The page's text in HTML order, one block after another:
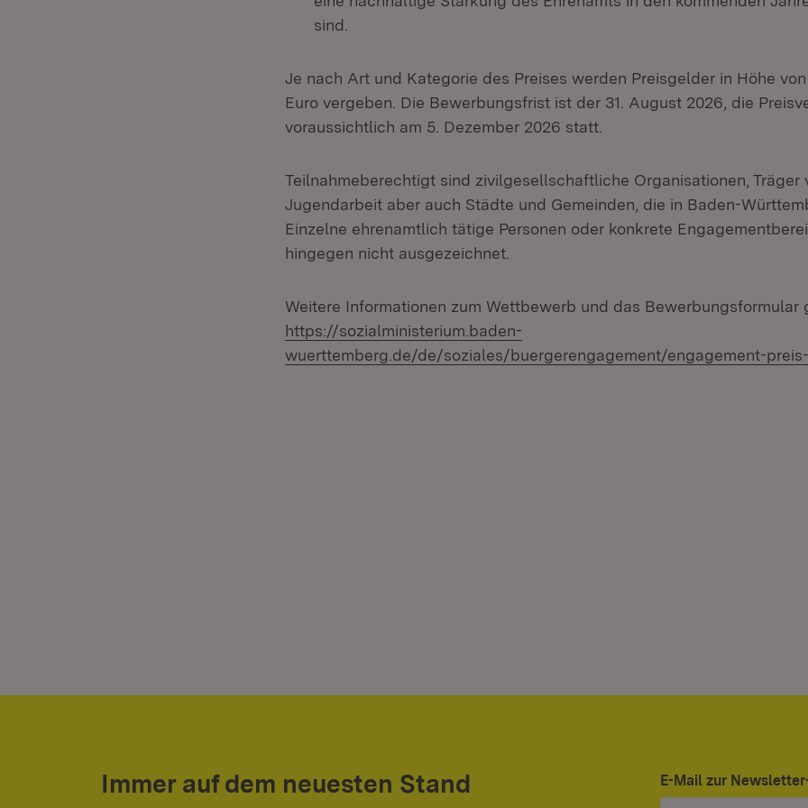
sind.
Je nach Art und Kategorie des Preises werden Preisgelder in Höhe
Euro vergeben. Die Bewerbungsfrist ist der 31. August 2026, die
voraussichtlich am 5. Dezember 2026 statt.
Teilnahmeberechtigt sind zivilgesellschaftliche Organisationen, Träger
Jugendarbeit aber auch Städte und Gemeinden, die in Baden-
Einzelne ehrenamtlich tätige Personen oder konkrete
hingegen nicht ausgezeichnet.
Weitere Informationen zum Wettbewerb und das Bewerbungsformular
https://sozialministerium.baden-
wuerttemberg.de/de/soziales/buergerengagement/engagement-
Immer auf dem neuesten Stand E-Mail zur